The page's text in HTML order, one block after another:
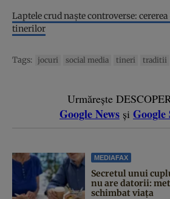
Laptele crud naște controverse:
tinerilor
Tags: jocuri social media tineri traditii
Urmărește
Google News și Google
MEDIAFAX
Secretul unui
nu are datorii:
schimbat viața